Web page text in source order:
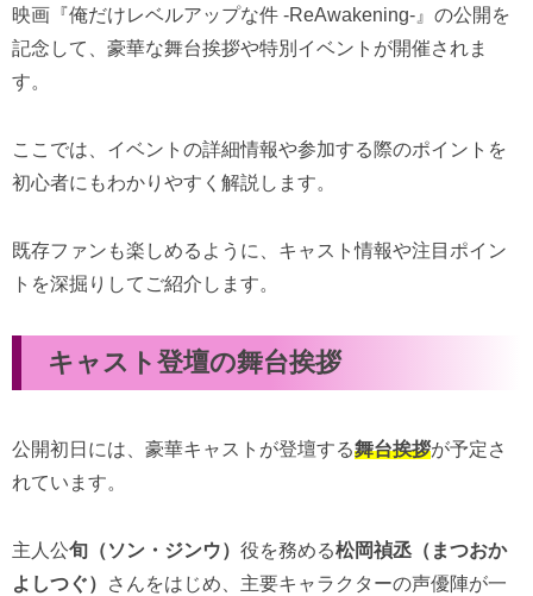
映画『俺だけレベルアップな件 -ReAwakening-』の公開を
記念して、豪華な舞台挨拶や特別イベントが開催されま
す。
ここでは、イベントの詳細情報や参加する際のポイントを
初心者にもわかりやすく解説します。
既存ファンも楽しめるように、キャスト情報や注目ポイン
トを深掘りしてご紹介します。
キャスト登壇の舞台挨拶
公開初日には、豪華キャストが登壇する舞台挨拶が予定さ
れています。
主人公旬（ソン・ジンウ） 役を務める松岡禎丞（まつおか
よしつぐ）
さんをはじめ、主要キャラクターの声優陣が一